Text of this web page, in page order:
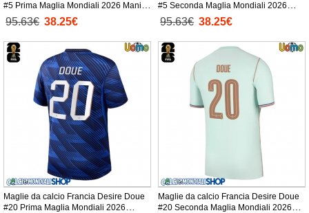
#5 Prima Maglia Mondiali 2026 Manica
Corta
95.63€ 38.25€
#5 Seconda Maglia Mondiali 2026
Manica Corta
95.63€ 38.25€
Maglie da calcio Francia Desire Doue
#20 Prima Maglia Mondiali 2026
Maglie da calcio Francia Desire Doue
#20 Seconda Maglia Mondiali 2026